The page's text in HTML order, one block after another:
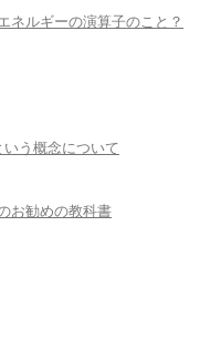
ネルギーの演算子のこと？
う概念について
お勧めの教科書